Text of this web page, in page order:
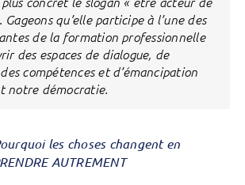
qu’elle participe à l’une des
de la formation professionnelle
des espaces de dialogue, de
compétences et d’émancipation
notre démocratie.
les choses changent en
AUTREMENT